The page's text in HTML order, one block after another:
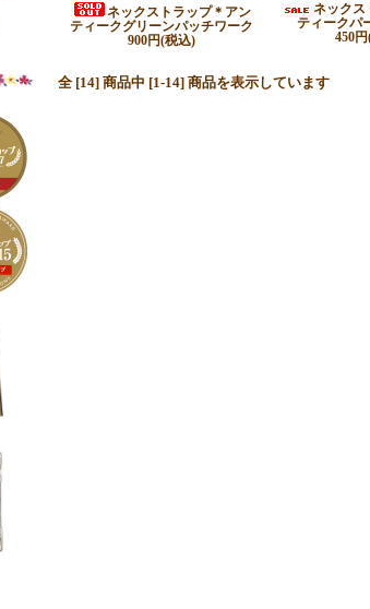
ネックストラップ＊アン
ティークグリーンパッチワーク
900円(税込)
ネックス
ティークパ
450
全 [14] 商品中 [1-14] 商品を表示しています